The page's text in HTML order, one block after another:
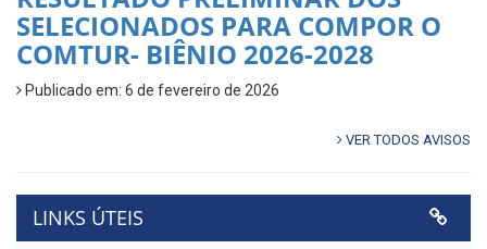
SELECIONADOS PARA COMPOR O
COMTUR- BIÊNIO 2026-2028
Publicado em: 6 de fevereiro de 2026
VER TODOS AVISOS
LINKS ÚTEIS